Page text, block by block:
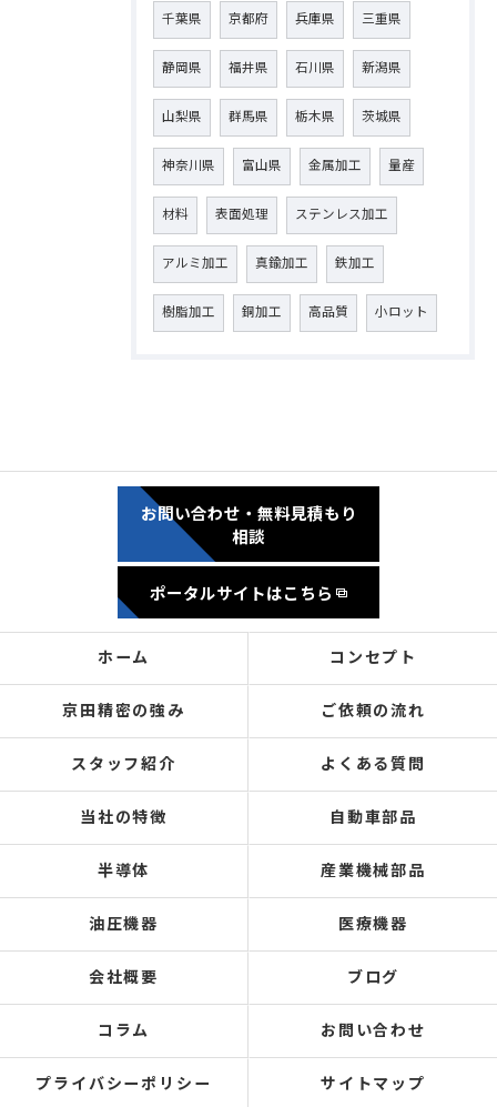
千葉県 京都府 兵庫県 三重県
静岡県 福井県 石川県 新潟県
山梨県 群馬県 栃木県 茨城県
神奈川県 富山県 金属加工 量産
材料 表面処理 ステンレス加工
アルミ加工 真鍮加工 鉄加工
樹脂加工 銅加工 高品質 小ロット
お問い合わせ・無料見積もり
相談
ポータルサイトはこちら
ホーム コンセプト
京田精密の強み ご依頼の流れ
スタッフ紹介 よくある質問
当社の特徴 自動車部品
半導体 産業機械部品
油圧機器 医療機器
会社概要 ブログ
コラム お問い合わせ
プライバシーポリシー サイトマップ